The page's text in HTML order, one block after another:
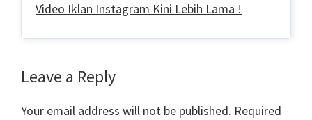
Video Iklan Instagram Kini Lebih Lama !
Reader
Interactions
Leave a Reply
Your email address will not be published. Required